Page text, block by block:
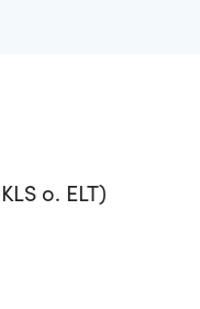
o. ELT)